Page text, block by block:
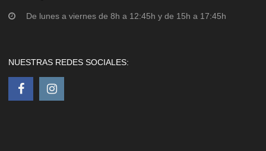
De lunes a viernes de 8h a 12:45h y de 15h a 17:45h
NUESTRAS REDES SOCIALES: